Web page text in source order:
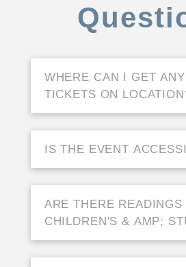
WHERE CAN I GET
TICKETS ON
IS THE EVENT
ARE THERE READINGS
CHILDREN'S & AMP;